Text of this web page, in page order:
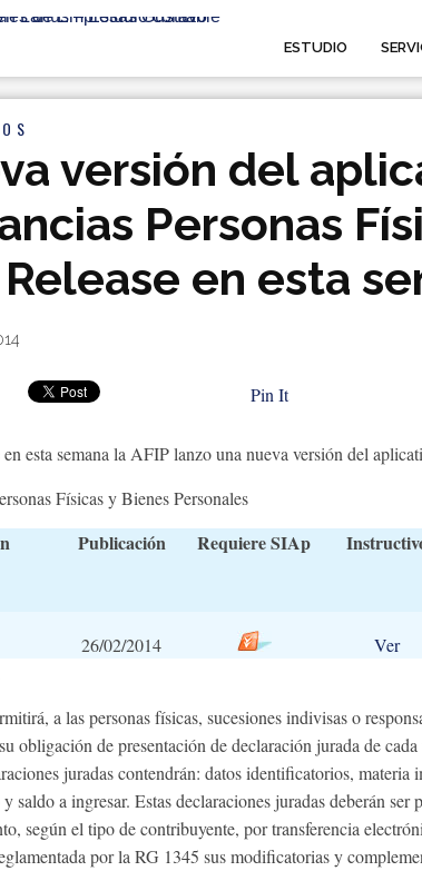
ESTUDIO
versión del
Personas
en esta
Pin It
esta semana la AFIP lanzo una nueva versión del
Físicas y Bienes Personales
Publicación Requiere SIAp
26/02/2014 Ver
a las personas físicas, sucesiones indivisas o
obligación de presentación de declaración jurada de
juradas contendrán: datos identificatorios, materia
saldo a ingresar. Estas declaraciones juradas deberán ser
según el tipo de contribuyente, por transferencia
por la RG 1345 sus modificatorias y